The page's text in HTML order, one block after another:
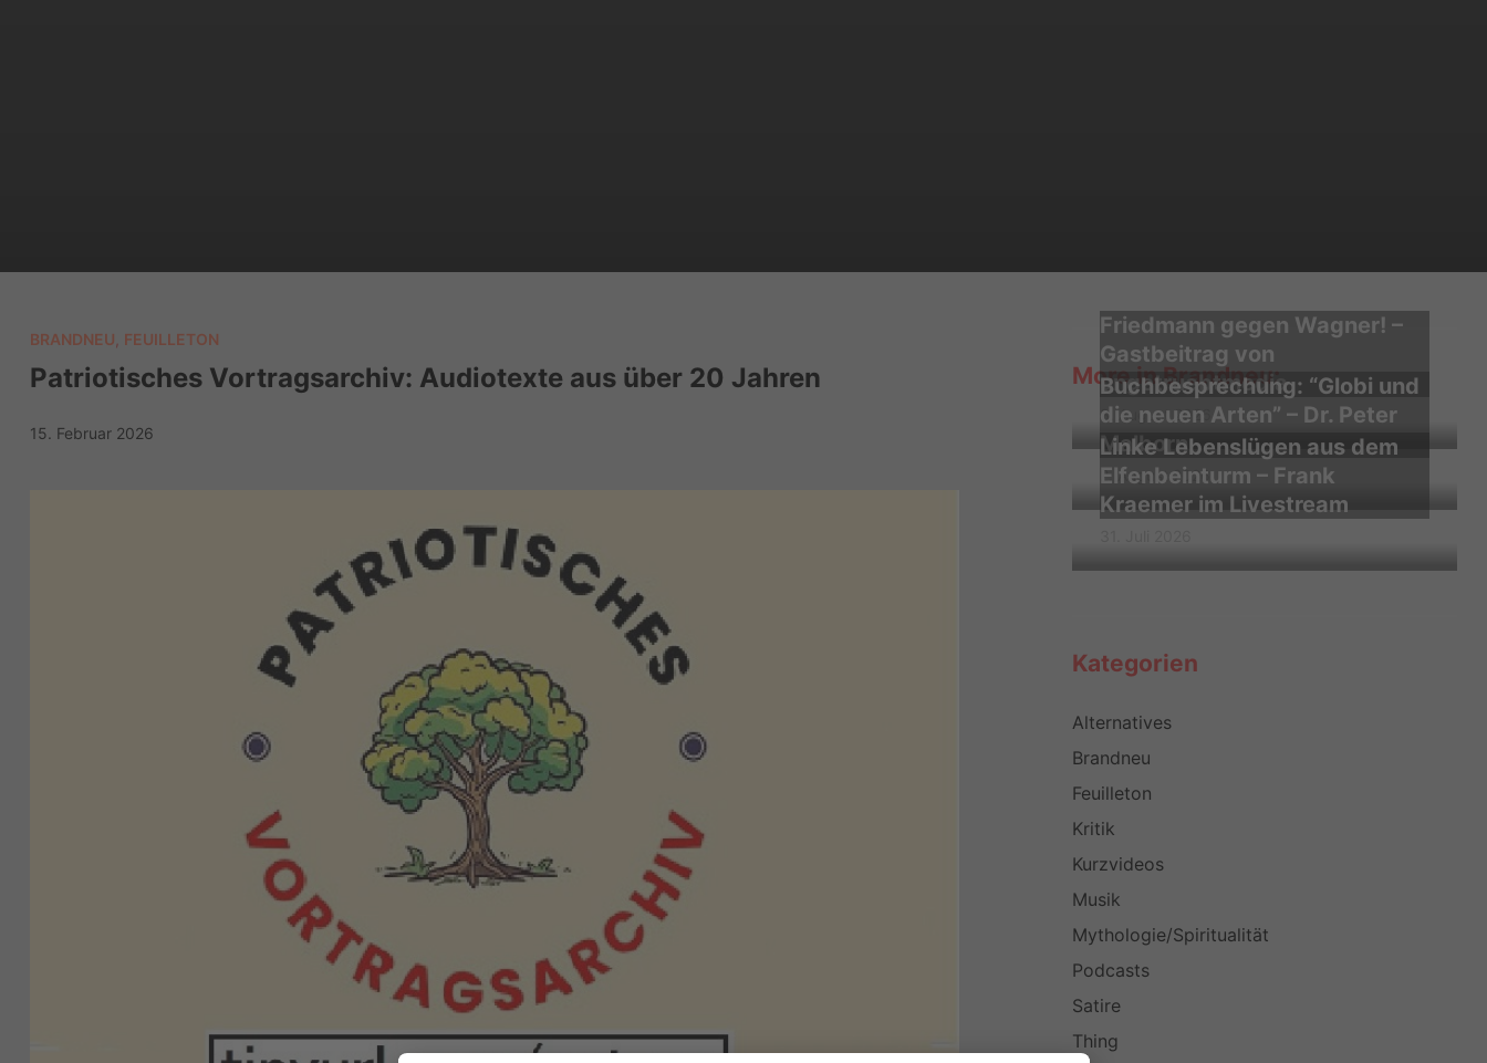
BRANDNEU FEUILLETON
Patriotisches Vortragsarchiv: Audiotexte aus über 20 Jahren
15. Februar 2026
More in Brandneu:
Friedmann gegen Wagner! –
Gastbeitrag von
ungetruebtmedia
3. August 2026
Buchbesprechung: “Globi und
die neuen Arten” – Dr. Peter
Malborn
2. August 2026
Linke Lebenslügen aus dem
Elfenbeinturm – Frank
Kraemer im Livestream
Kategorien
Alternatives
Brandneu
Feuilleton
Kritik
Kurzvideos
Musik
Mythologie/Spiritualität
Podcasts
Satire
Thing